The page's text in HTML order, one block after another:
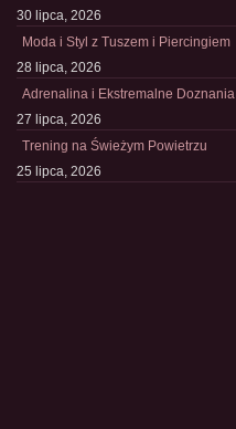
30 lipca, 2026
Moda i Styl z Tuszem i Piercingiem
28 lipca, 2026
Adrenalina i Ekstremalne Doznania
27 lipca, 2026
Trening na Świeżym Powietrzu
25 lipca, 2026